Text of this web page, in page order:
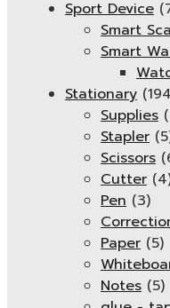
Sport Device
Smart
Smart
Stationary
Supplies
Stapler
Scissors
Cutter
Pen (3)
Paper (5)
Notes (5)